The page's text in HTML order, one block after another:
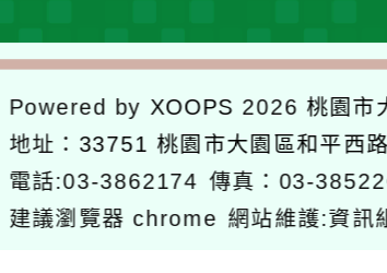
單
Powered by XOOPS 2026桃園市
地址： 33751 桃園市大園區和平西
電話:03-3862174 傳真：03-
建議瀏覽器 chrome 網站維護:資訊